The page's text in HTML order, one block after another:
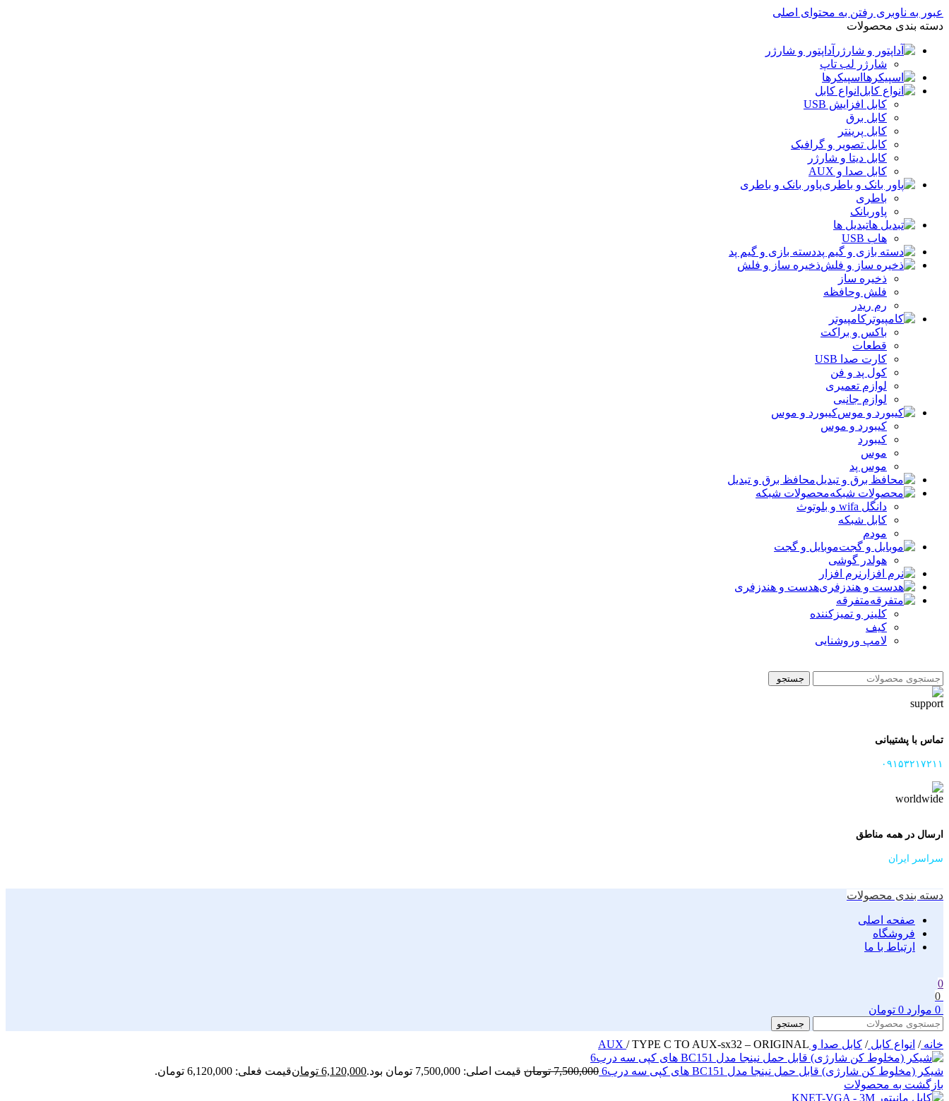
عبور به ناوبری رفتن به محتوای اصلی
دسته بندی محصولات
آداپتور و شارژر
شارژر لب تاپ
اسپیکرها
انواع کابل
کابل افزایش USB
کابل برق
کابل پرینتر
کابل تصویر و گرافیک
کابل دیتا و شارژر
کابل صدا و AUX
پاور بانک و باطری
باطری
پاوربانک
تبدیل ها
هاب USB
دسته بازی و گیم پد
ذخیره ساز و فلش
ذخیره ساز
فلش وحافظه
رم ریدر
کامپیوتر
باکس و براکت
قطعات
کارت صدا USB
کول پد و فن
لوازم تعمیری
لوازم جانبی
کیبورد و موس
کیبورد و موس
کیبورد
موس
موس پد
محافظ برق و تبدیل
محصولات شبکه
دانگل wifa و بلوتوث
کابل شبکه
مودم
موبایل و گجت
هولدر گوشی
نرم افزار
هدست و هندزفری
متفرقه
کلینر و تمیزکننده
کیف
لامپ وروشنایی
جستجو
تماس با پشتیبانی
۰۹۱۵۳۲۱۷۲۱۱
ارسال در همه مناطق
سراسر ایران
دسته بندی محصولات
صفحه اصلی
فروشگاه
ارتباط با ما
0
0
0 موارد 0 تومان
جستجو
خانه/ انواع کابل/ کابل صدا و AUX / TYPE C TO AUX-sx32 – ORIGINAL
شیکر (مخلوط کن شارژی) قابل حمل نینجا مدل BC151 های کپی سه درب6 7,500,000 تومان قیمت اصلی: 7,500,000 تومان بود. 6,120,000 تومانقیمت فعلی: 6,120,000 تومان.
بازگشت به محصولات